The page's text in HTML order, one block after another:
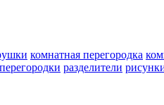
комнатная перегородка
разделители